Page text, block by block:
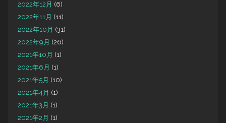
2022年12月 (6)
2022年11月 (11)
2022年10月 (31)
2022年9月 (26)
2021年10月 (1)
2021年6月 (1)
2021年5月 (10)
2021年4月 (1)
2021年3月 (1)
2021年2月 (1)